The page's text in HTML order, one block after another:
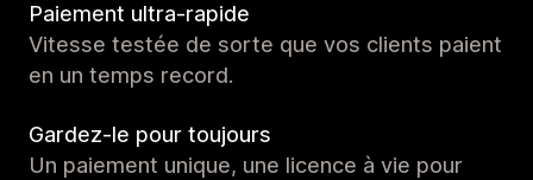
Paiement ultra-rapide
Vitesse testée de sorte que vos clients paient
en un temps record.
Gardez-le pour toujours
Un paiement unique, une licence à vie pour